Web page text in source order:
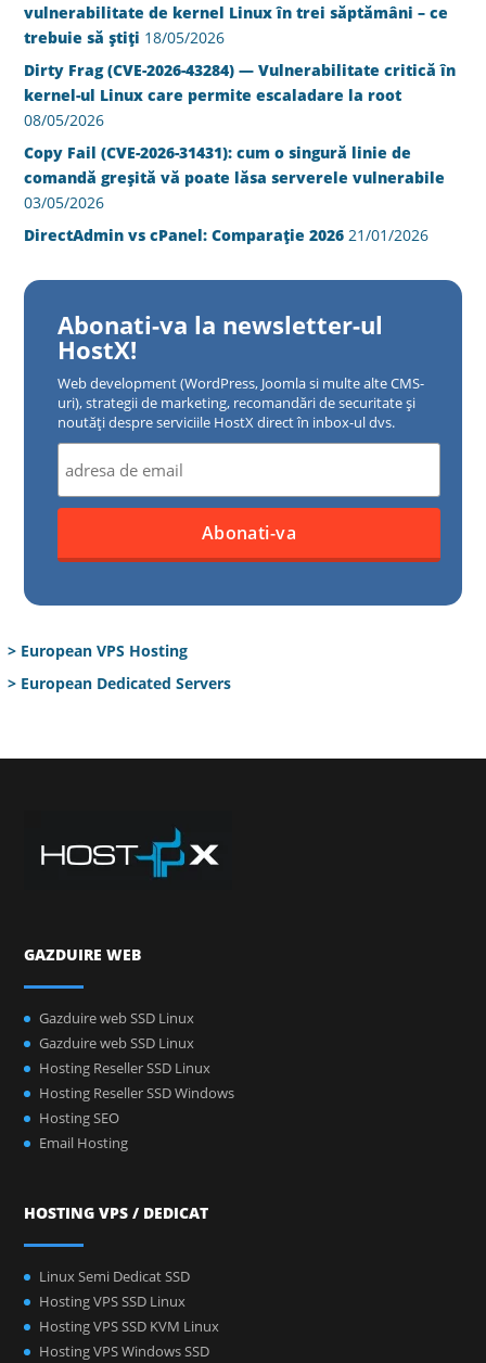
vulnerabilitate de kernel Linux în trei săptămâni – ce
trebuie să știți 18/05/2026
Dirty Frag (CVE-2026-43284) — Vulnerabilitate critică în
kernel-ul Linux care permite escaladare la root
08/05/2026
Copy Fail (CVE-2026-31431): cum o singură linie de
comandă greșită vă poate lăsa serverele vulnerabile
03/05/2026
DirectAdmin vs cPanel: Comparație 2026 21/01/2026
Abonati-va la newsletter-ul
HostX!
Web development (WordPress, Joomla si multe alte CMS-
uri), strategii de marketing, recomandări de securitate și
noutăți despre serviciile HostX direct în inbox-ul dvs.
> European VPS Hosting
> European Dedicated Servers
GAZDUIRE WEB
Gazduire web SSD Linux
Gazduire web SSD Linux
Hosting Reseller SSD Linux
Hosting Reseller SSD Windows
Hosting SEO
Email Hosting
HOSTING VPS / DEDICAT
Linux Semi Dedicat SSD
Hosting VPS SSD Linux
Hosting VPS SSD KVM Linux
Hosting VPS Windows SSD